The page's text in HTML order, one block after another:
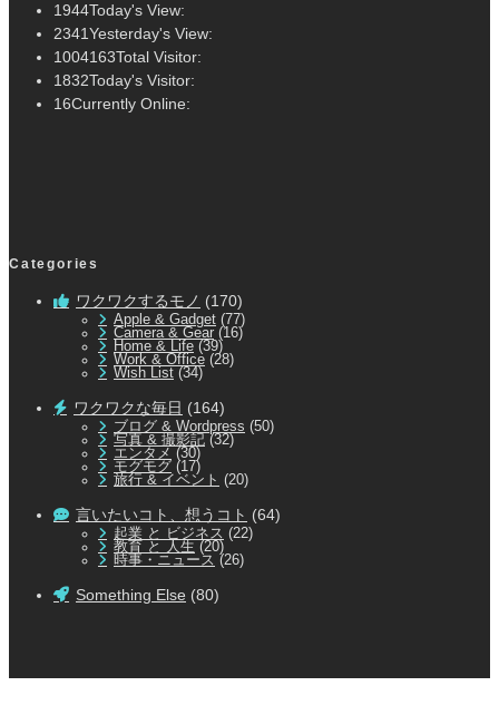
1944Today's View:
2341Yesterday's View:
1004163Total Visitor:
1832Today's Visitor:
16Currently Online:
Categories
ワクワクするモノ (170)
Apple & Gadget (77)
Camera & Gear (16)
Home & Life (39)
Work & Office (28)
Wish List (34)
ワクワクな毎日 (164)
ブログ & Wordpress (50)
写真 & 撮影記 (32)
エンタメ (30)
モグモグ (17)
旅行 & イベント (20)
言いたいコト、想うコト (64)
起業 と ビジネス (22)
教育 と 人生 (20)
時事・ニュース (26)
Something Else (80)